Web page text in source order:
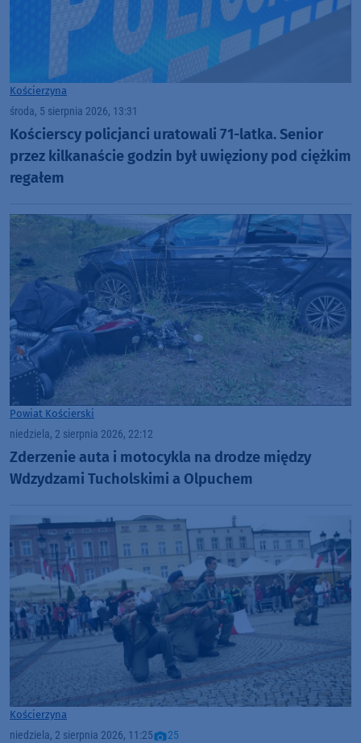
Kościerzyna
środa, 5 sierpnia 2026, 13:31
Kościerscy policjanci uratowali 71-latka. Senior
przez kilkanaście godzin był uwięziony pod ciężkim
regałem
Powiat Kościerski
niedziela, 2 sierpnia 2026, 22:12
Zderzenie auta i motocykla na drodze między
Wdzydzami Tucholskimi a Olpuchem
Kościerzyna
niedziela, 2 sierpnia 2026, 11:25 25